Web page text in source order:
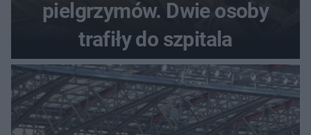
pielgrzymów. Dwie osoby
trafiły do szpitala